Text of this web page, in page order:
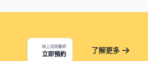
線上諮詢醫師
立即預約 了解更多